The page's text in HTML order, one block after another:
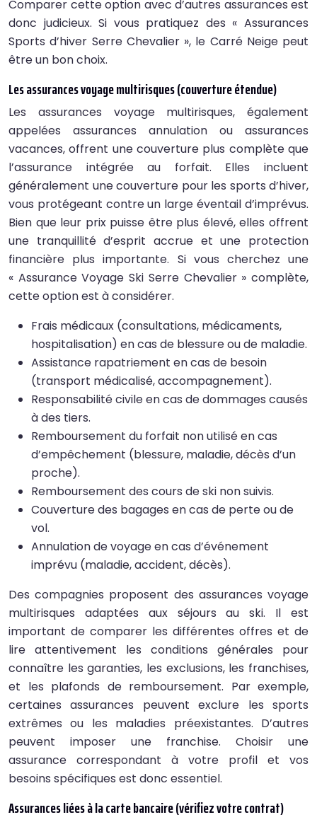
Comparer cette option avec d’autres assurances est
donc judicieux. Si vous pratiquez des « Assurances
Sports d’hiver Serre Chevalier », le Carré Neige peut
être un bon choix.
Les assurances voyage multirisques (couverture étendue)
Les assurances voyage multirisques, également
appelées assurances annulation ou assurances
vacances, offrent une couverture plus complète que
l’assurance intégrée au forfait. Elles incluent
généralement une couverture pour les sports d’hiver,
vous protégeant contre un large éventail d’imprévus.
Bien que leur prix puisse être plus élevé, elles offrent
une tranquillité d’esprit accrue et une protection
financière plus importante. Si vous cherchez une
« Assurance Voyage Ski Serre Chevalier » complète,
cette option est à considérer.
Frais médicaux (consultations, médicaments,
hospitalisation) en cas de blessure ou de maladie.
Assistance rapatriement en cas de besoin
(transport médicalisé, accompagnement).
Responsabilité civile en cas de dommages causés
à des tiers.
Remboursement du forfait non utilisé en cas
d’empêchement (blessure, maladie, décès d’un
proche).
Remboursement des cours de ski non suivis.
Couverture des bagages en cas de perte ou de
vol.
Annulation de voyage en cas d’événement
imprévu (maladie, accident, décès).
Des compagnies proposent des assurances voyage
multirisques adaptées aux séjours au ski. Il est
important de comparer les différentes offres et de
lire attentivement les conditions générales pour
connaître les garanties, les exclusions, les franchises,
et les plafonds de remboursement. Par exemple,
certaines assurances peuvent exclure les sports
extrêmes ou les maladies préexistantes. D’autres
peuvent imposer une franchise. Choisir une
assurance correspondant à votre profil et vos
besoins spécifiques est donc essentiel.
Assurances liées à la carte bancaire (vérifiez votre contrat)